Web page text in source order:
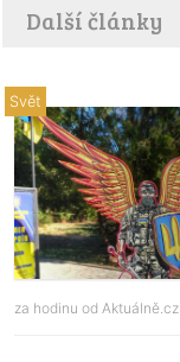
Další články
Svět
za hodinu od Aktuálně.cz